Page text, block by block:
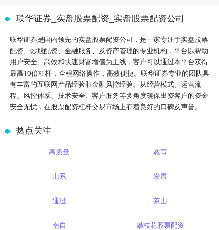
联华证券_实盘股票配资_实盘股票配资公司
联华证券是国内领先的实盘股票配资公司，是一家专注于实盘股票
配资、炒股配资、金融服务、及资产管理的专业机构，平台以帮助
用户安全、高效和快速财富增值为主线，客户可以通过本平台获得
最高10倍杠杆，全程网络操作，高效便捷。联华证券专业的团队具
有丰富的互联网产品经验和金融风控经验。从经营模式、运营流
程、风控体系、技术安全、客户服务等多角度确保出资客户的资金
安全无忧，在股票配资杠杆交易市场上有着良好的口碑及声誉。
热点关注
高质量 教育
山系 发展
通过 茶山
南自 攀枝花股票配资